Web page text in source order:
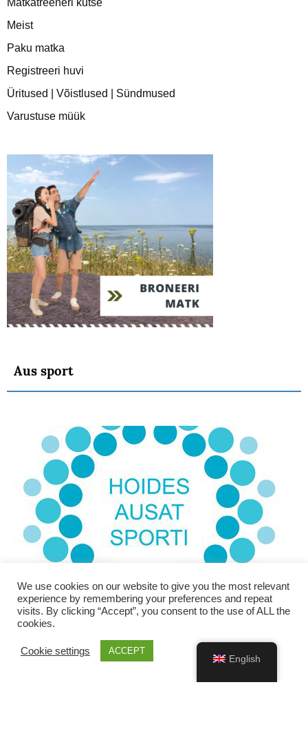
Meist
Paku matka
Registreeri huvi
Üritused | Võistlused | Sündmused
Varustuse müük
Aus sport
We use cookies on our website to give you the most relevant
experience by remembering your preferences and repeat
visits. By clicking “Accept”, you consent to the use of ALL the
cookies.
Cookie settings ACCEPT
English